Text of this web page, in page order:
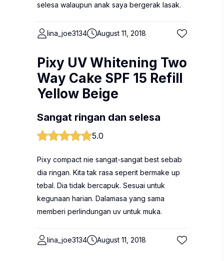
selesa walaupun anak saya bergerak lasak.
lina_joe3134 August 11, 2018
Pixy UV Whitening Two
Way Cake SPF 15 Refill
Yellow Beige
Sangat ringan dan selesa
5.0
Pixy compact nie sangat-sangat best sebab
dia ringan. Kita tak rasa seperit bermake up
tebal. Dia tidak bercapuk. Sesuai untuk
kegunaan harian. Dalamasa yang sama
memberi perlindungan uv untuk muka.
lina_joe3134 August 11, 2018